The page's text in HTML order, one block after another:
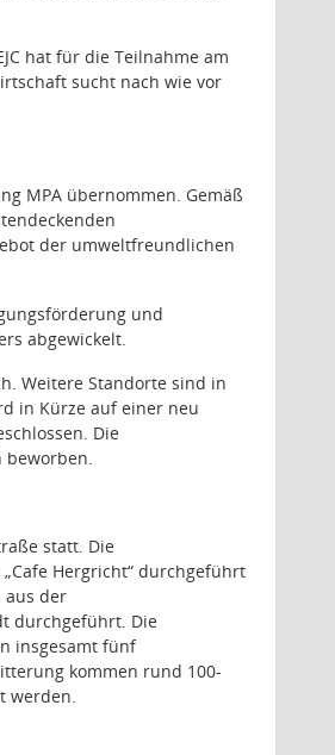
hat für die Teilnahme am
sucht nach wie vor
MPA übernommen. Gemäß
der umweltfreundlichen
und
abgewickelt.
Weitere Standorte sind in
in Kürze auf einer neu
Die
beworben.
statt. Die
Hergricht“ durchgeführt
aus der
durchgeführt. Die
insgesamt fünf
kommen rund 100-
werden.